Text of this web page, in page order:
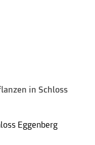
in Schloss
Eggenberg